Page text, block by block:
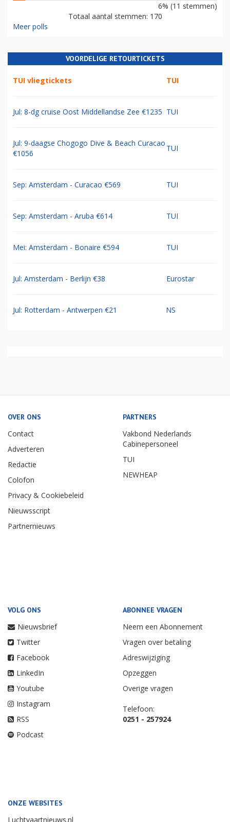
6% (11 stemmen)
Totaal aantal stemmen: 170
Meer polls
VOORDELIGE RETOURTICKETS
TUI vliegtickets TUI
Jul: 8-dg cruise Oost Middellandse Zee €1235 TUI
Jul: 9-daagse Chogogo Dive & Beach Curacao
€1056
TUI
Sep: Amsterdam - Curacao €569 TUI
Sep: Amsterdam - Aruba €614 TUI
Mei: Amsterdam - Bonaire €594 TUI
Jul: Amsterdam - Berlijn €38 Eurostar
Jul: Rotterdam - Antwerpen €21 NS
OVER ONS
Contact
Adverteren
Redactie
Colofon
Privacy & Cookiebeleid
Nieuwsscript
Partnernieuws
PARTNERS
Vakbond Nederlands
Cabinepersoneel
TUI
NEWHEAP
VOLG ONS
Nieuwsbrief
Twitter
Facebook
LinkedIn
Youtube
Instagram
RSS
Podcast
ABONNEE VRAGEN
Neem een Abonnement
Vragen over betaling
Adreswijziging
Opzeggen
Overige vragen
Telefoon:
0251 - 257924
ONZE WEBSITES
Luchtvaartnieuws.nl